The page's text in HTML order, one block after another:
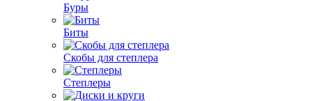
Буры
Биты
Скобы для степлера
Степлеры